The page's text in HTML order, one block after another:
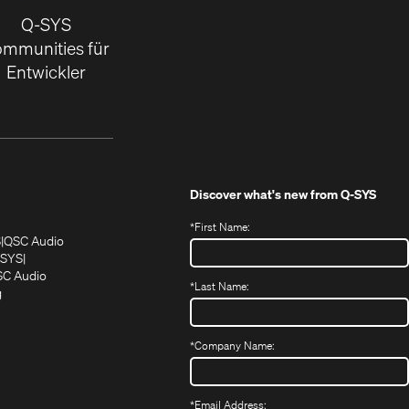
Q-SYS
für
Entwickler
(Öffnet
sich
in
neuem
QSC Audio(Öffnet
Audio(Öffnet
(Öffnet
Discover what's new fromQ-SYS
*First Name:
*Last Name:
*Company Name:
*Email Address: